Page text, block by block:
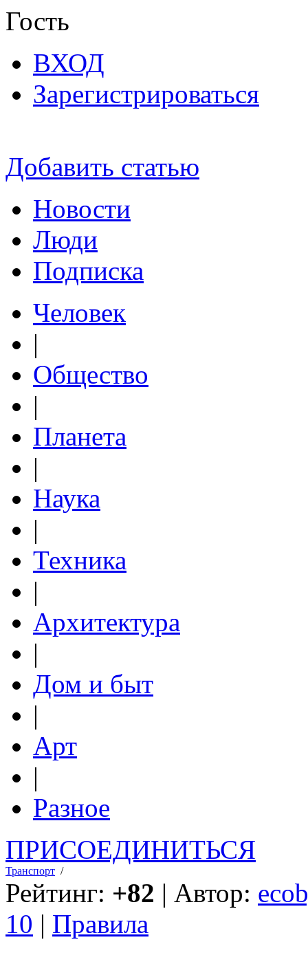
Гость
ВХОД
Зарегистрироваться
Добавить статью
Новости
Люди
Подписка
Человек
|
Общество
|
Планета
|
Наука
|
Техника
|
Архитектура
|
Дом и быт
|
Арт
|
Разное
ПРИСОЕДИНИТЬСЯ
Транспорт /
Рейтинг: +82 | Автор:
10 | Правила